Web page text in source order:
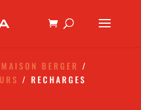
BERGER /
/ RECHARGES